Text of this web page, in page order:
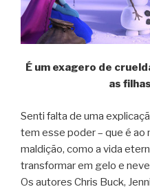
É um exagero de
as
Senti falta de uma
tem esse poder – que é ao
maldição, como a vida
transformar em gelo e
Os autores Chris Buck,